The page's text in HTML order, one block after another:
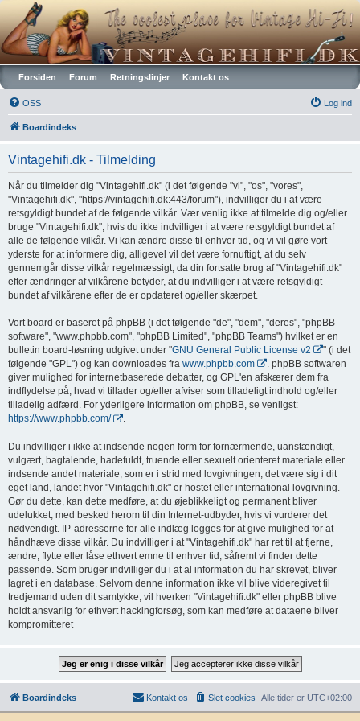
Vintagehifi.dk
Forsiden Forum Retningslinjer Kontakt os
OSS Log ind
Boardindeks
Vintagehifi.dk - Tilmelding
Når du tilmelder dig "Vintagehifi.dk" (i det følgende "vi", "os", "vores",
"Vintagehifi.dk", "https://vintagehifi.dk:443/forum"), indvilliger du i at være
retsgyldigt bundet af de følgende vilkår. Vær venlig ikke at tilmelde dig og/eller
bruge "Vintagehifi.dk", hvis du ikke indvilliger i at være retsgyldigt bundet af
alle de følgende vilkår. Vi kan ændre disse til enhver tid, og vi vil gøre vort
yderste for at informere dig, alligevel vil det være fornuftigt, at du selv
gennemgår disse vilkår regelmæssigt, da din fortsatte brug af "Vintagehifi.dk"
efter ændringer af vilkårene betyder, at du indvilliger i at være retsgyldigt
bundet af vilkårene efter de er opdateret og/eller skærpet.
Vort board er baseret på phpBB (i det følgende "de", "dem", "deres", "phpBB
software", "www.phpbb.com", "phpBB Limited", "phpBB Teams") hvilket er en
bulletin board-løsning udgivet under "GNU General Public License v2
" (i det
følgende "GPL") og kan downloades fra www.phpbb.com
. phpBB softwaren
giver mulighed for internetbaserede debatter, og GPL'en afskærer dem fra
indflydelse på, hvad vi tillader og/eller afviser som tilladeligt indhold og/eller
tilladelig adfærd. For yderligere information om phpBB, se venligst:
https://www.phpbb.com/
.
Du indvilliger i ikke at indsende nogen form for fornærmende, uanstændigt,
vulgært, bagtalende, hadefuldt, truende eller sexuelt orienteret materiale eller
indsende andet materiale, som er i strid med lovgivningen, det være sig i dit
eget land, landet hvor "Vintagehifi.dk" er hostet eller international lovgivning.
Gør du dette, kan dette medføre, at du øjeblikkeligt og permanent bliver
udelukket, med besked herom til din Internet-udbyder, hvis vi vurderer det
nødvendigt. IP-adresserne for alle indlæg logges for at give mulighed for at
håndhæve disse vilkår. Du indvilliger i at "Vintagehifi.dk" har ret til at fjerne,
ændre, flytte eller låse ethvert emne til enhver tid, såfremt vi finder dette
passende. Som bruger indvilliger du i at al information du har skrevet, bliver
lagret i en database. Selvom denne information ikke vil blive videregivet til
tredjemand uden dit samtykke, vil hverken "Vintagehifi.dk" eller phpBB blive
holdt ansvarlig for ethvert hackingforsøg, som kan medføre at dataene bliver
kompromitteret
Boardindeks Alle tider er UTC+02:00
Slet cookies
Kontakt os